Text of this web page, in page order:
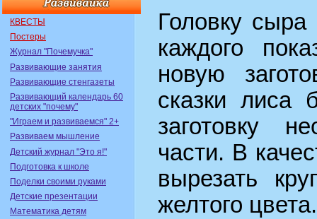
КВЕСТЫ
Постеры
Журнал "Почемучка"
Развивающие занятия
Развивающие стенгазеты
Развивающий календарь 60
детских "почему"
"Играем и развиваемся" 2+
Развиваем мышление
Детский журнал "Это я!"
Подготовка к школе
Поделки своими руками
Детские презентации
Математика детям
Головку
каждого
новую
сказки лиса
заготовку
части. В
вырезать
желтого цвета.